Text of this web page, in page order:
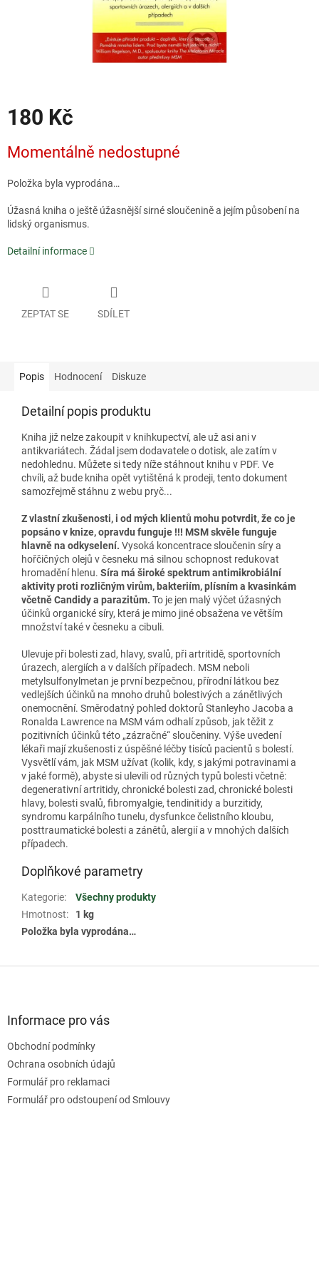
180 Kč
cena:
Momentálně nedostupné
Položka byla vyprodána…
Úžasná kniha o ještě úžasnější sirné sloučenině a jejím působení na
lidský organismus.
Detailní informace
ZEPTAT SE SDÍLET
Popis Hodnocení Diskuze
Detailní popis produktu
Kniha již nelze zakoupit v knihkupectví, ale už asi ani v
antikvariátech. Žádal jsem dodavatele o dotisk, ale zatím v
nedohlednu. Můžete si tedy níže stáhnout knihu v PDF. Ve
chvíli, až bude kniha opět vytištěná k prodeji, tento dokument
samozřejmě stáhnu z webu pryč...
Z vlastní zkušenosti, i od mých klientů mohu potvrdit, že co je
popsáno v knize, opravdu funguje !!! MSM skvěle funguje
hlavně na odkyselení. Vysoká koncentrace sloučenin síry a
hořčičných olejů v česneku má silnou schopnost redukovat
hromadění hlenu. Síra má široké spektrum antimikrobiální
aktivity proti rozličným virům, bakteriím, plísním a kvasinkám
včetně Candidy a parazitům. To je jen malý výčet úžasných
účinků organické síry, která je mimo jiné obsažena ve větším
množství také v česneku a cibuli.
Ulevuje při bolesti zad, hlavy, svalů, při artritidě, sportovních
úrazech, alergiích a v dalších případech. MSM neboli
metylsulfonylmetan je první bezpečnou, přírodní látkou bez
vedlejších účinků na mnoho druhů bolestivých a zánětlivých
onemocnění. Směrodatný pohled doktorů Stanleyho Jacoba a
Ronalda Lawrence na MSM vám odhalí způsob, jak těžit z
pozitivních účinků této „zázračné“ sloučeniny. Výše uvedení
lékaři mají zkušenosti z úspěšné léčby tisíců pacientů s bolestí.
Vysvětlí vám, jak MSM užívat (kolik, kdy, s jakými potravinami a
v jaké formě), abyste si ulevili od různých typů bolesti včetně:
degenerativní artritidy, chronické bolesti zad, chronické bolesti
hlavy, bolesti svalů, fibromyalgie, tendinitidy a burzitidy,
syndromu karpálního tunelu, dysfunkce čelistního kloubu,
posttraumatické bolesti a zánětů, alergií a v mnohých dalších
případech.
Doplňkové parametry
Kategorie:
Všechny produkty
Hmotnost:
1 kg
Položka byla vyprodána…
Informace pro vás
Obchodní podmínky
Ochrana osobních údajů
Formulář pro reklamaci
Formulář pro odstoupení od Smlouvy